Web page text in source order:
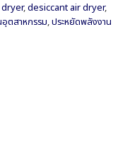
,desiccant air dryer,
อุตสาหกรรม,ประหยัดพลังงาน